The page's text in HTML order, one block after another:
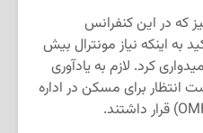
که در این کنفرانس
به اینکه نیاز مونترال بیش
کرد. لازم به یادآوری
در لیست انتظار برای مسکن در اداره